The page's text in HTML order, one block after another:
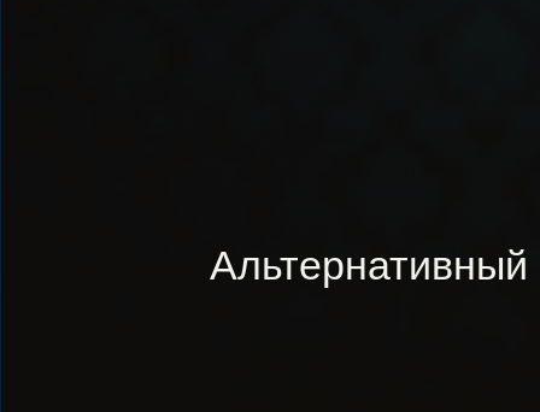
Альтернативный